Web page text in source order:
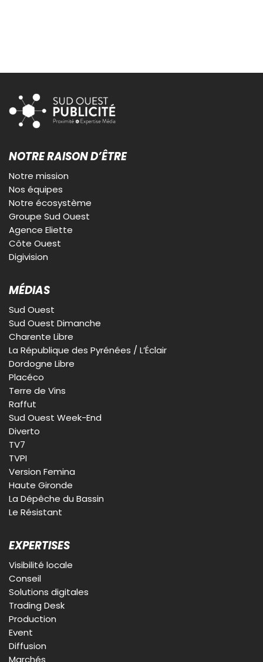
NOTRE RAISON D’ÊTRE
Notre mission
Nos équipes
Notre écosystème
Groupe Sud Ouest
Agence Eliette
Côte Ouest
Digivision
MÉDIAS
Sud Ouest
Sud Ouest Dimanche
Charente Libre
La République des Pyrénées / L’Éclair
Dordogne Libre
Placéco
Terre de Vins
Raffut
Sud Ouest Week-End
Diverto
TV7
TVPI
Version Femina
Haute Gironde
La Dépêche du Bassin
Le Résistant
EXPERTISES
Visibilité locale
Conseil
Solutions digitales
Trading Desk
Production
Event
Diffusion
Marchés